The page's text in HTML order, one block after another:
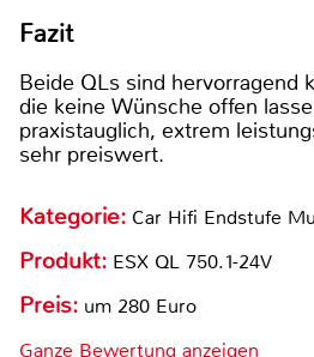
Fazit
Beide QLs sind hervorragend
die keine Wünsche offen
praxistauglich, extrem
sehr preiswert.
Kategorie: Car Hifi Endstufe
Produkt: ESX QL 750.1-24V
Preis: um 280 Euro
Ganze Bewertung anzeigen